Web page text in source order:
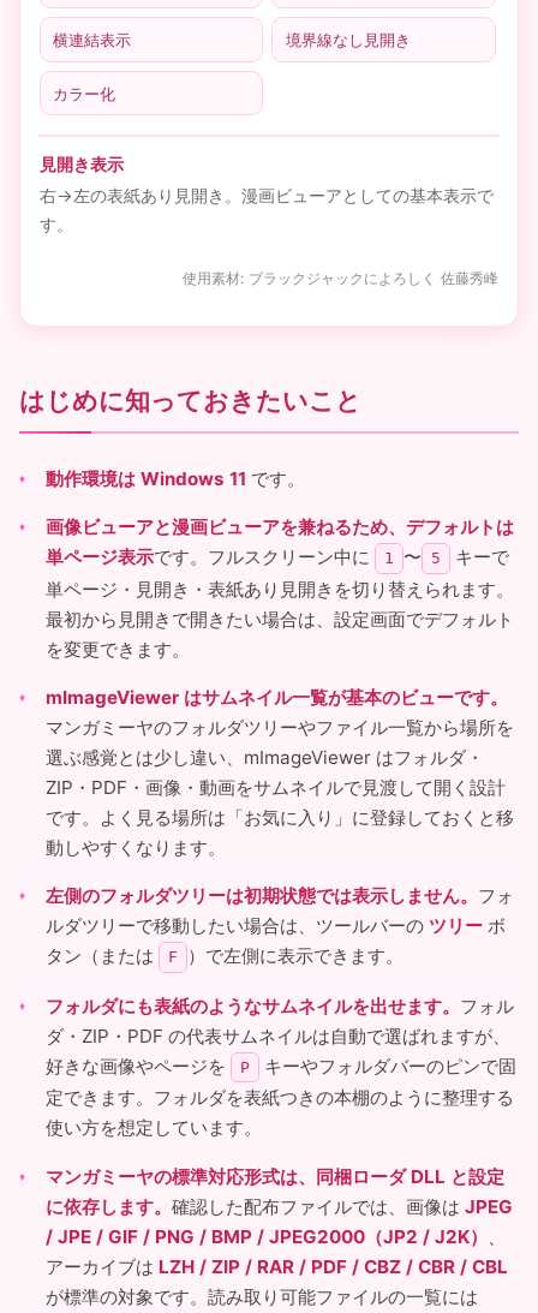
横連結表示 境界線なし見開き
カラー化
見開き表示
右→左の表紙あり見開き。漫画ビューアとしての基本表示で
す。
使用素材: ブラックジャックによろしく 佐藤秀峰
はじめに知っておきたいこと
動作環境は Windows 11 です。
画像ビューアと漫画ビューアを兼ねるため、デフォルトは
単ページ表示です。フルスクリーン中に 1 〜 5
キーで
単ページ・見開き・表紙あり見開きを切り替えられます。
最初から見開きで開きたい場合は、設定画面でデフォルト
を変更できます。
mImageViewer はサムネイル一覧が基本のビューです。
マンガミーヤのフォルダツリーやファイル一覧から場所を
選ぶ感覚とは少し違い、mImageViewer はフォルダ・
ZIP・PDF・画像・動画をサムネイルで見渡して開く設計
です。よく見る場所は「お気に入り」に登録しておくと移
動しやすくなります。
左側のフォルダツリーは初期状態では表示しません。 フォ
ルダツリーで移動したい場合は、ツールバーの ツリー ボ
タン（または
F ）で左側に表示できます。
フォルダにも表紙のようなサムネイルを出せます。 フォル
ダ・ZIP・PDF の代表サムネイルは自動で選ばれますが、
好きな画像やページを
P
キーやフォルダバーのピンで固
定できます。フォルダを表紙つきの本棚のように整理する
使い方を想定しています。
マンガミーヤの標準対応形式は、同梱ローダ DLL と設定
に依存します。確認した配布ファイルでは、画像はJPEG
/ JPE / GIF / PNG / BMP / JPEG2000（JP2 / J2K）
アーカイブは LZH / ZIP / RAR / PDF / CBZ / CBR / CBL
が標準の対象です。読み取り可能ファイルの一覧には